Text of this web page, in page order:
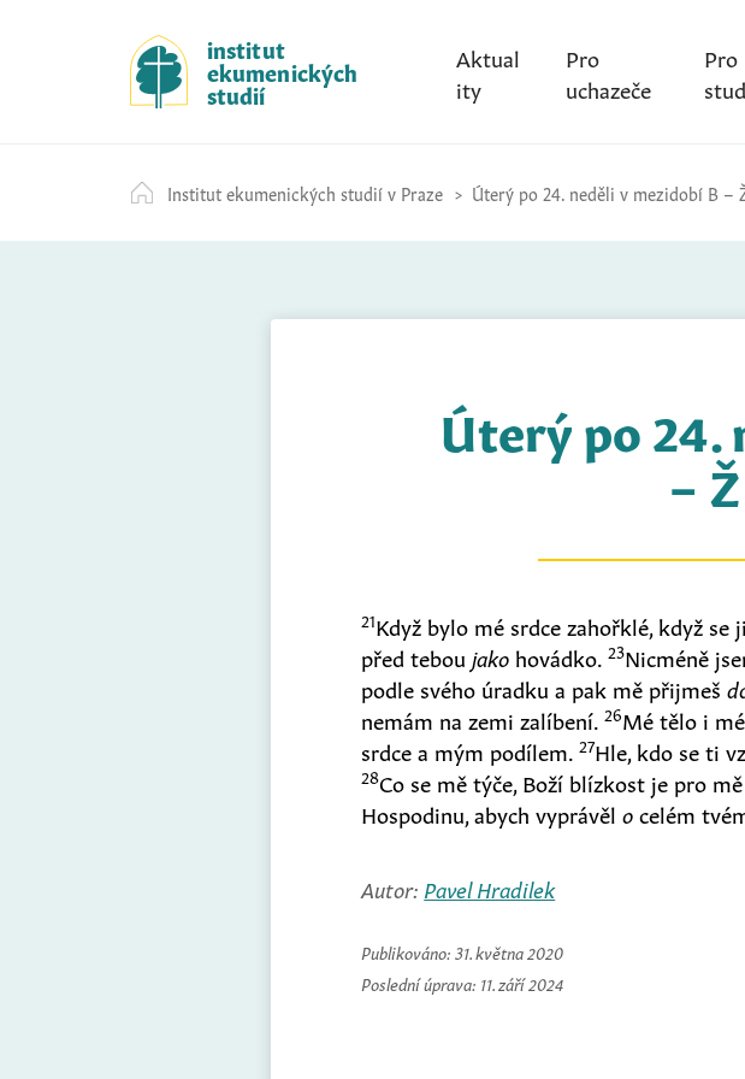
k
i
p
t
c
o
institut
ekumenických
studií
Aktual
ity
Pro
uchazeče
Pro
Institut ekumenických studií v Praze Úterý po 24. neděli v mezidobí B –
Úterý po 24.
–
21Když bylo mé srdce zahořklé, když
před tebou jako hovádko.23Nicméně
podle svého úradku a pak mě přijmeš
nemám na zemi zalíbení.26Mé tělo i
srdce a mým podílem.27Hle, kdo se ti
28Co se mě týče, Boží blízkost je pro
Hospodinu, abych vyprávělocelém
Autor: Pavel Hradilek
Publikováno: 31. května 2020
Poslední úprava: 11. září 2024